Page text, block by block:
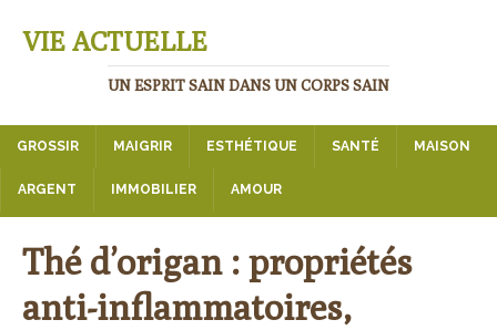
VIE ACTUELLE
UN ESPRIT SAIN DANS UN CORPS SAIN
GROSSIR MAIGRIR ESTHÉTIQUE SANTÉ MAISON
ARGENT IMMOBILIER AMOUR
Thé d’origan : propriétés
anti-inflammatoires,